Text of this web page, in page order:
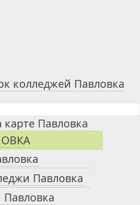
колледжей Павловка
Павловка